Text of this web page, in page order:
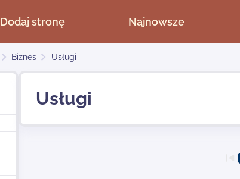
Dodaj stronę Najnowsze
Biznes Usługi
Usługi